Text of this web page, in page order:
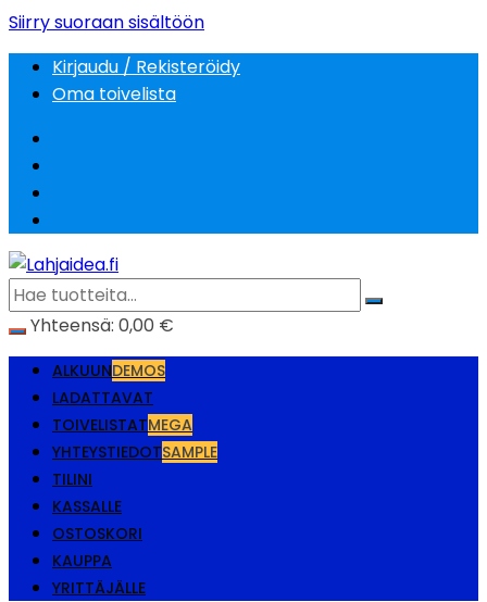
Siirry suoraan sisältöön
Kirjaudu / Rekisteröidy
Oma toivelista
Yhteensä: 0,00 €
ALKUUNDEMOS
LADATTAVAT
TOIVELISTATMEGA
YHTEYSTIEDOTSAMPLE
TILINI
KASSALLE
OSTOSKORI
KAUPPA
YRITTÄJÄLLE